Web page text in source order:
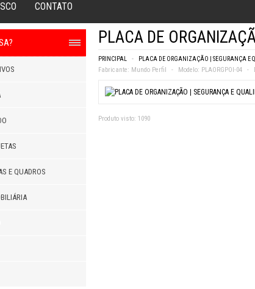
CONTATO
E QUADROS
PLACA DE
PRINCIPAL PLACA DE ORGANIZAÇÃO | SEGURANÇA E
Fabricante: Mundo Perfil Modelo: PLAORGPOI-04
Produto visto: 1090